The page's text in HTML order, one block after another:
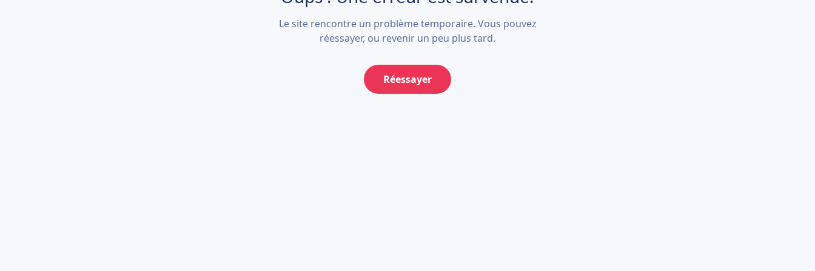
Le site rencontre un problème temporaire. Vous pouvez
réessayer, ou revenir un peu plus tard.
Réessayer